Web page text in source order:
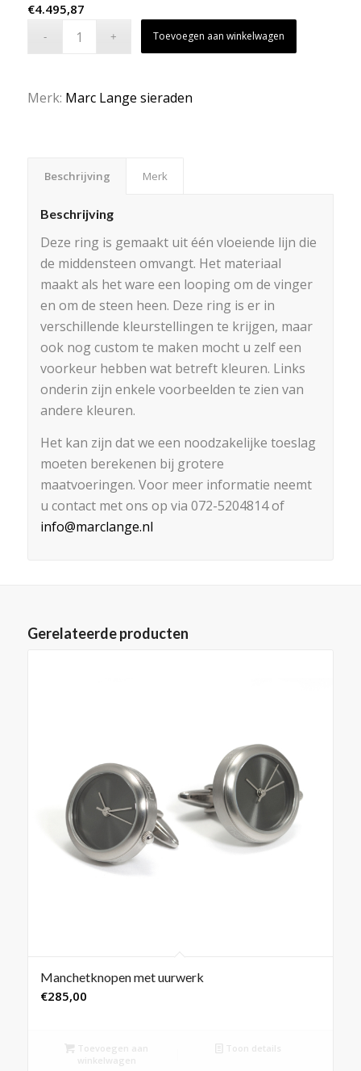
€4.495,87
Toevoegen aan winkelwagen
Merk: Marc Lange sieraden
Beschrijving Merk
Beschrijving
Deze ring is gemaakt uit één vloeiende lijn die
de middensteen omvangt. Het materiaal
maakt als het ware een looping om de vinger
en om de steen heen. Deze ring is er in
verschillende kleurstellingen te krijgen, maar
ook nog custom te maken mocht u zelf een
voorkeur hebben wat betreft kleuren. Links
onderin zijn enkele voorbeelden te zien van
andere kleuren.
Het kan zijn dat we een noodzakelijke toeslag
moeten berekenen bij grotere
maatvoeringen. Voor meer informatie neemt
u contact met ons op via 072-5204814 of
info@marclange.nl
Gerelateerde producten
Manchetknopen met uurwerk
€285,00
Toevoegen aan
winkelwagen
Toon details